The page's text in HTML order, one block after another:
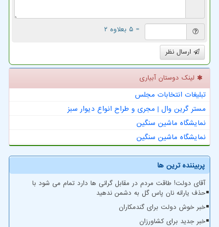
= ۵ بعلاوه ۲
ارسال نظر
لینک دوستان آبیاری
تبلیغات انتخابات مجلس
مستر گرین وال | مجری و طراح انواع دیوار سبز
نمایشگاه ماشین سنگین
نمایشگاه ماشین سنگین
پربیننده ترین ها
آقای دولت! طاقت مردم در مقابل گرانی ها دارد تمام می شود با
حذف یارانه نان پاس گل به دشمن ندهید
خبر خوش دولت برای گندمکاران
خبر جدید برای کشاورزان